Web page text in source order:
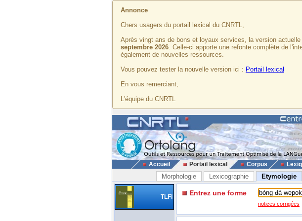
Annonce
Chers usagers du portail lexical du CNRTL,
Après vingt ans de bons et loyaux services, la version
septembre 2026. Celle-ci apporte une refonte complète de
également de nouvelles ressources.
Vous pouvez tester la nouvelle version ici : Portail lexical
En vous remerciant,
L'équipe du CNRTL
Accueil Portail lexical Corpus
Morphologie Lexicographie Etymologie
TLFi Entrez une forme
notices corrigées